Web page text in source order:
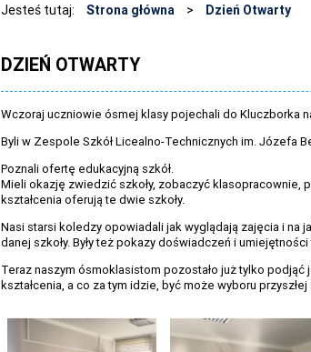
Jesteś tutaj: Strona główna > Dzień Otwarty
DZIEŃ OTWARTY
Wczoraj uczniowie ósmej klasy pojechali do Kluczborka
Byli w Zespole Szkół Licealno-Technicznych im. Józefa
Poznali ofertę edukacyjną szkół.
Mieli okazję zwiedzić szkoły, zobaczyć klasopracownie,
kształcenia oferują te dwie szkoły.
Nasi starsi koledzy opowiadali jak wyglądają zajęcia i
danej szkoły. Były też pokazy doświadczeń i
Teraz naszym ósmoklasistom pozostało już tylko
kształcenia, a co za tym idzie, być może wyboru